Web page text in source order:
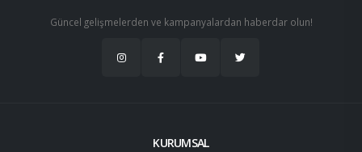
Güncel gelişmelerden ve kampanyalardan haberdar olun!
KURUMSAL